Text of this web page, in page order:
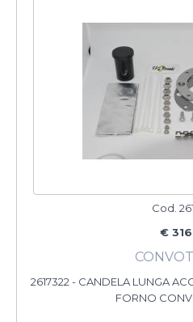
Cod.
€
2617322 - CANDELA LUNGA
FORNO